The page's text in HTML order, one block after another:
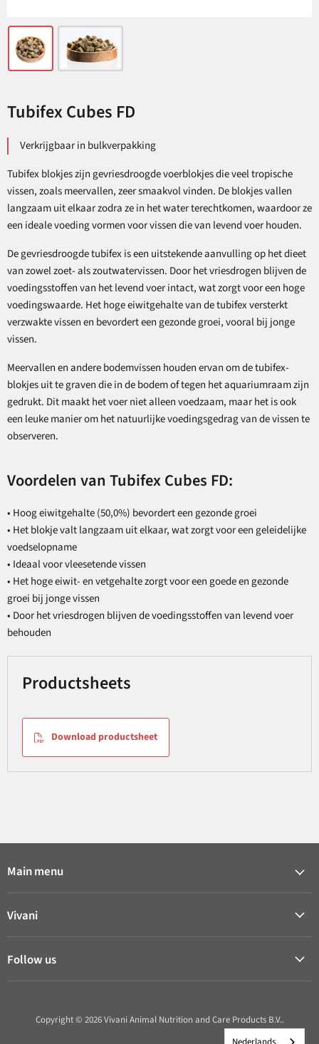
Tubifex Cubes FD
Verkrijgbaar in bulkverpakking
Tubifex blokjes zijn gevriesdroogde voerblokjes die veel tropische
vissen, zoals meervallen, zeer smaakvol vinden. De blokjes vallen
langzaam uit elkaar zodra ze in het water terechtkomen, waardoor ze
een ideale voeding vormen voor vissen die van levend voer houden.
De gevriesdroogde tubifex is een uitstekende aanvulling op het dieet
van zowel zoet- als zoutwatervissen. Door het vriesdrogen blijven de
voedingsstoffen van het levend voer intact, wat zorgt voor een hoge
voedingswaarde. Het hoge eiwitgehalte van de tubifex versterkt
verzwakte vissen en bevordert een gezonde groei, vooral bij jonge
vissen.
Meervallen en andere bodemvissen houden ervan om de tubifex-
blokjes uit te graven die in de bodem of tegen het aquariumraam zijn
gedrukt. Dit maakt het voer niet alleen voedzaam, maar het is ook
een leuke manier om het natuurlijke voedingsgedrag van de vissen te
observeren.
Voordelen van Tubifex Cubes FD:
• Hoog eiwitgehalte (50,0%) bevordert een gezonde groei
• Het blokje valt langzaam uit elkaar, wat zorgt voor een geleidelijke
voedselopname
• Ideaal voor vleesetende vissen
• Het hoge eiwit- en vetgehalte zorgt voor een goede en gezonde
groei bij jonge vissen
• Door het vriesdrogen blijven de voedingsstoffen van levend voer
behouden
Productsheets
Download productsheet
Main menu
Vivani
Follow us
Copyright © 2026 Vivani Animal Nutrition and Care Products B.V..